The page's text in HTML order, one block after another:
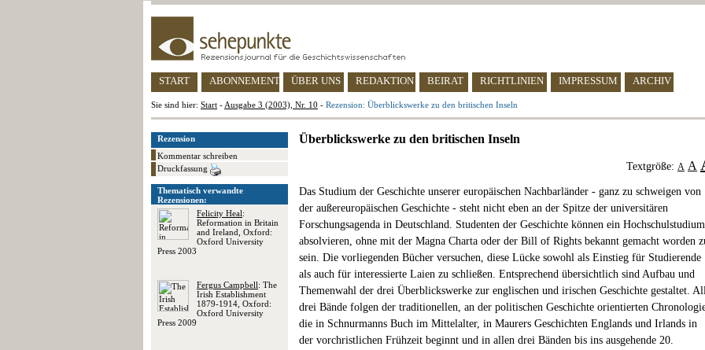
START ABONNEMENT ÜBER UNS REDAKTION BEIRAT RICHTLINIEN IMPRESSUM ARCHIV
Sie sind hier: Start - Ausgabe 3 (2003), Nr. 10 - Rezension: Überblickswerke zu den britischen Inseln
Rezension
Kommentar schreiben
Druckfassung
Thematisch verwandte
Rezensionen:
Felicity Heal:
Reformation in Britain
and Ireland, Oxford:
Oxford University
Press 2003
Fergus Campbell: The
Irish Establishment
1879-1914, Oxford:
Oxford University
Press 2009
Überblickswerke zu den britischen Inseln
Textgröße: A A
Das Studium der Geschichte unserer europäischen Nachbarländer - ganz zu schweigen von
der außereuropäischen Geschichte - steht nicht eben an der Spitze der universitären
Forschungsagenda in Deutschland. Studenten der Geschichte können ein Hochschulstudium
absolvieren, ohne mit der Magna Charta oder der Bill of Rights bekannt gemacht worden
sein. Die vorliegenden Bücher versuchen, diese Lücke sowohl als Einstieg für Studierende
als auch für interessierte Laien zu schließen. Entsprechend übersichtlich sind Aufbau und
Themenwahl der drei Überblickswerke zur englischen und irischen Geschichte gestaltet.
drei Bände folgen der traditionellen, an der politischen Geschichte orientierten
die in Schnurmanns Buch im Mittelalter, in Maurers Geschichten Englands und Irlands in
der vorchristlichen Frühzeit beginnt und in allen drei Bänden bis ins ausgehende 20.